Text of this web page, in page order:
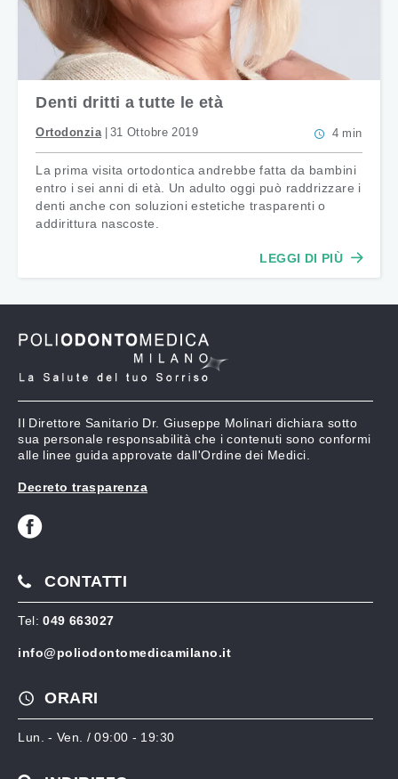
Denti dritti a tutte le età
Ortodonzia 31 Ottobre 2019 4 min
La prima visita ortodontica andrebbe fatta da bambini
entro i sei anni di età. Un adulto oggi può raddrizzare i
denti anche con soluzioni estetiche trasparenti o
addirittura nascoste.
LEGGI DI PIÙ
Il Direttore Sanitario Dr. Giuseppe Molinari dichiara sotto
sua personale responsabilità che i contenuti sono conformi
alle linee guida approvate dall'Ordine dei Medici.
Decreto trasparenza
CONTATTI
Tel: 049 663027
info@poliodontomedicamilano.it
ORARI
Lun. - Ven. / 09:00 - 19:30